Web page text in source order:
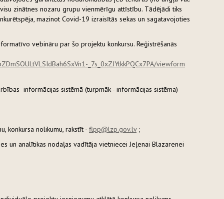
zinātnes nozaru grupu vienmērīgu attīstību. Tādējādi tiks
mazinot Covid-19 izraisītās sekas un sagatavojoties
vebināru par šo projektu konkursu. Reģistrēšanās
_7s_0xZJYtkkPQCx7PA/viewform
informācijas sistēmā (turpmāk - informācijas sistēma)
konkursa nolikumu, rakstīt - flpp@lzp.gov.lv;
un analītikas nodaļas vadītāja vietniecei Jeļenai Blazarenei